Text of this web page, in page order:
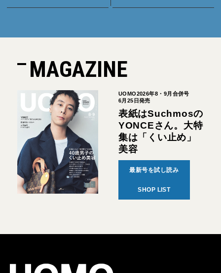
MAGAZINE
UOMO2026年8・9月合併号
6月25日発売
表紙はSuchmosの
YONCEさん。大特
集は「くい止め」
美容
最新号を試し読み
SHOP LIST